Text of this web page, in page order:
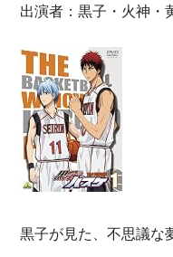
出演者：黒子・火神・
黒子が見た、不思議な